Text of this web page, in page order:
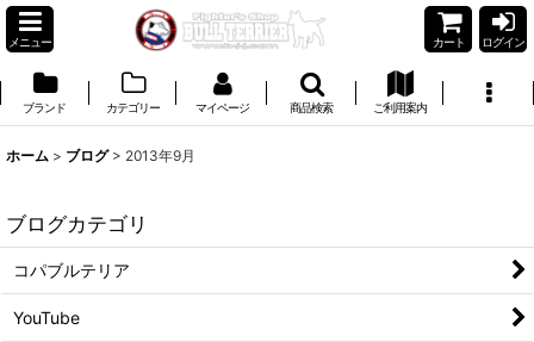
メニュー カート ログイン
ブランド カテゴリー マイページ 商品検索 ご利用案内
ホーム > ブログ > 2013年9月
ブログカテゴリ
コパブルテリア
YouTube